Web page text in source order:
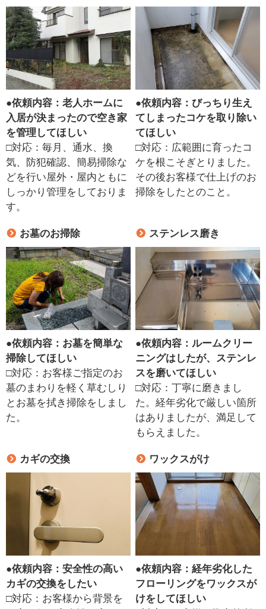
●依頼内容：老人ホームに
入居が決まったので空き家
を管理してほしい
□対応：毎月、通水、換
気、防犯確認、簡易掃除な
どを行い屋外・屋内ともに
しっかり管理をしておりま
す。
●依頼内容：びっちり生え
てしまったコケを取り除い
てほしい
□対応：広範囲に育ったコ
ケを根こそぎとりました。
その後お客様で仕上げのお
掃除をしたとのこと。
お墓のお掃除
●依頼内容：お墓を簡単な
掃除してほしい
□対応：お客様ご指定のお
墓のまわりを軽く草むしり
とお墓を拭き掃除をしまし
た。
ステンレス磨き
●依頼内容：ルームクリー
ニングはしたが、ステンレ
スを磨いてほしい
□対応：丁寧に磨きまし
た。経年劣化で厳しい箇所
はありましたが、満足して
もらえました。
カギの交換
●依頼内容：安全性の高い
カギの交換をしたい
□対応：お客様から背景を
ワックスがけ
●依頼内容：経年劣化した
フローリングをワックスが
けをしてほしい